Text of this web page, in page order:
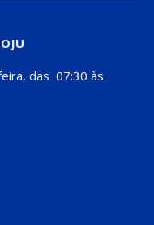
das 07:30 às